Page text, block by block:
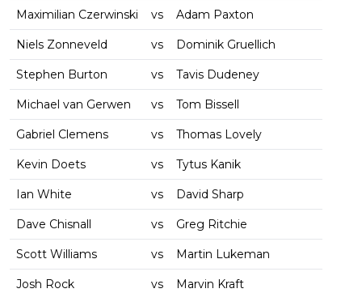
Maximilian Czerwinski vs Adam Paxton
Niels Zonneveld vs Dominik Gruellich
Stephen Burton vs Tavis Dudeney
Michael van Gerwen vs Tom Bissell
Gabriel Clemens vs Thomas Lovely
Kevin Doets vs Tytus Kanik
Ian White vs David Sharp
Dave Chisnall vs Greg Ritchie
Scott Williams vs Martin Lukeman
Josh Rock vs Marvin Kraft